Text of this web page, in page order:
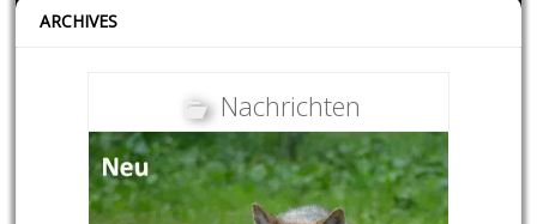
ARCHIVES
Nachrichten